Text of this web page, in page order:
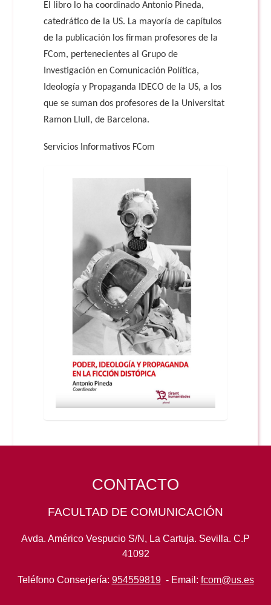
El libro lo ha coordinado Antonio Pineda,
catedrático de la US. La mayoría de capítulos
de la publicación los firman profesores de la
FCom, pertenecientes al Grupo de
Investigación en Comunicación Política,
Ideología y Propaganda IDECO de la US, a los
que se suman dos profesores de la Universitat
Ramon Llull, de Barcelona.
Servicios Informativos FCom
CONTACTO
FACULTAD DE COMUNICACIÓN
Avda. Américo Vespucio S/N, La Cartuja. Sevilla. C.P
41092
Teléfono Conserjería: 954559819- Email: fcom@us.es